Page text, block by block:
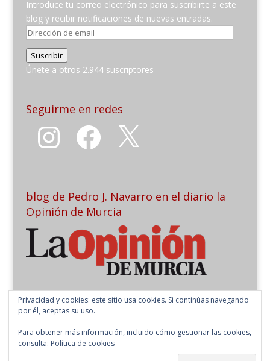
Introduce tu correo electrónico para suscribirte a este
blog y recibir notificaciones de nuevas entradas.
Dirección
de
email
Suscribir
Únete a otros 2.944 suscriptores
Seguirme en redes
Instagram Facebook
blog de Pedro J. Navarro en el diario la
Opinión de Murcia
Privacidad y cookies: este sitio usa cookies. Si continúas navegando
por él, aceptas su uso.
Para obtener más información, incluido cómo gestionar las cookies,
consulta: Política de cookies